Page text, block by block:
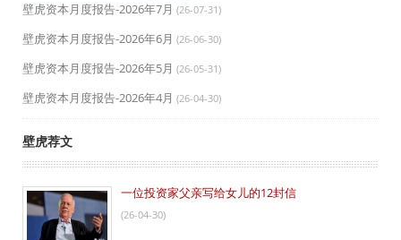
壁虎资本月度报告-2026年7月 (26-07-31)
壁虎资本月度报告-2026年6月 (26-06-30)
壁虎资本月度报告-2026年5月 (26-05-31)
壁虎资本月度报告-2026年4月 (26-04-30)
壁虎荐文
一位投资家父亲写给女儿的12封信
(26-04-30)